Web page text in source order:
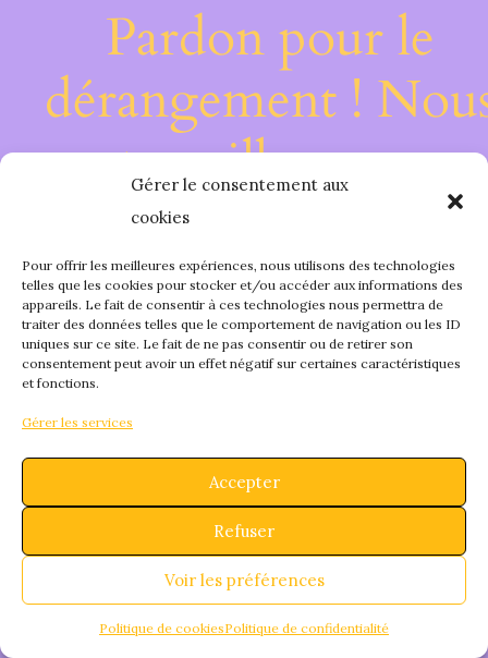
Gérer le consentement aux
cookies
Pour offrir les meilleures expériences, nous utilisons des technologies
telles que les cookies pour stocker et/ou accéder aux informations des
appareils. Le fait de consentir à ces technologies nous permettra de
traiter des données telles que le comportement de navigation ou les ID
uniques sur ce site. Le fait de ne pas consentir ou de retirer son
consentement peut avoir un effet négatif sur certaines caractéristiques
et fonctions.
Gérer les services
Accepter
Refuser
Voir les préférences
Politique de cookiesPolitique de confidentialité
Pardon pour le
dérangement !
travaillons sur
quelque chose de
fantastique –
bientôt !